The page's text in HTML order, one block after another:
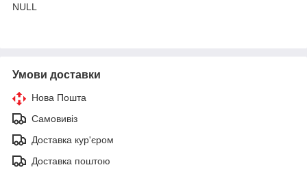
NULL
Умови доставки
Нова Пошта
Самовивіз
Доставка кур'єром
Доставка поштою